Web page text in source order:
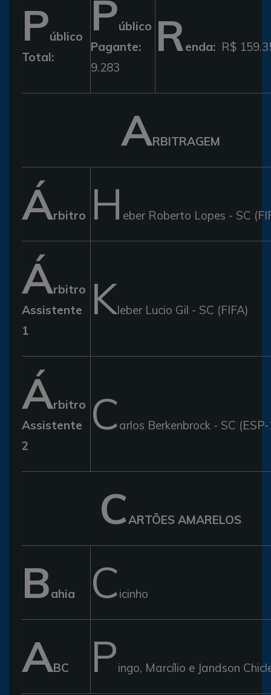
Público
Total:
Público
Pagante:
9.283
Renda: R$
ARBITRAGEM
Árbitro H eber Roberto Lopes - SC
Árbitro
Assistente
1
Kleber Lucio Gil - SC (FIFA)
Árbitro
Assistente
2
Carlos Berkenbrock - SC
CARTÕES AMARELOS
Bahia Cicinho
ABC Pingo, Marcílio e Jandson